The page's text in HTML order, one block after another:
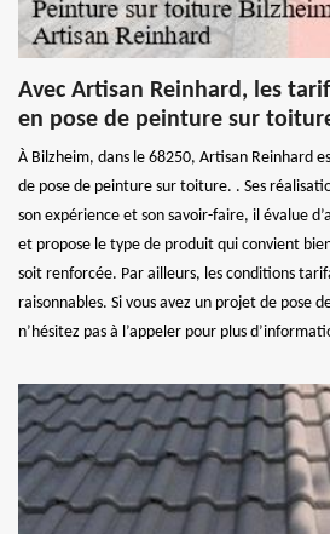
Avec Artisan Reinhard, les
en pose de peinture sur
À Bilzheim, dans le 68250, Artisan Reinhard
de pose de peinture sur toiture. . Ses
son expérience et son savoir-faire, il évalue
et propose le type de produit qui convient
soit renforcée. Par ailleurs, les conditions
raisonnables. Si vous avez un projet de pose
n’hésitez pas à l’appeler pour plus